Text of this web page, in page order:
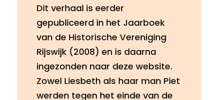
Dit verhaal is eerder
gepubliceerd in het Jaarboek
van de Historische Vereniging
Rijswijk (2008) en is daarna
ingezonden naar deze website.
Zowel Liesbeth als haar man Piet
werden tegen het einde van de